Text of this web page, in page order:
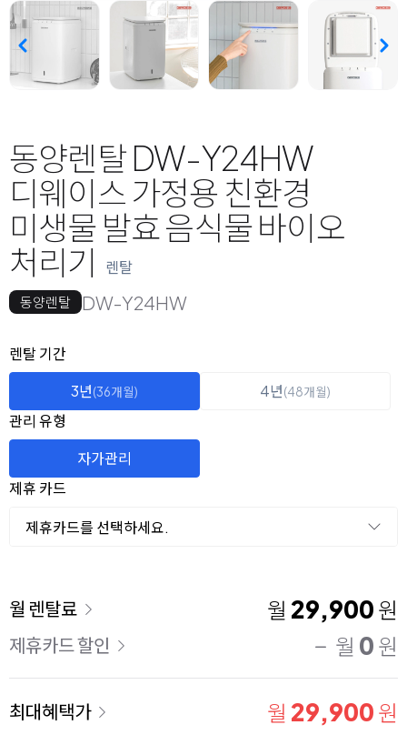
동양렌탈 DW-Y24HW
디웨이스 가정용 친환경
미생물 발효 음식물 바이오
처리기
렌탈
동양렌탈 DW-Y24HW
옵션 선택
렌탈 선택
렌탈 기간
3년(36개월) 4년(48개월)
관리 유형
자가관리
제휴 카드
제휴카드를 선택하세요.
이용 요금
월 렌탈료 월 29,900 원
제휴카드 할인 월 0 원
최대혜택가 월 29,900 원